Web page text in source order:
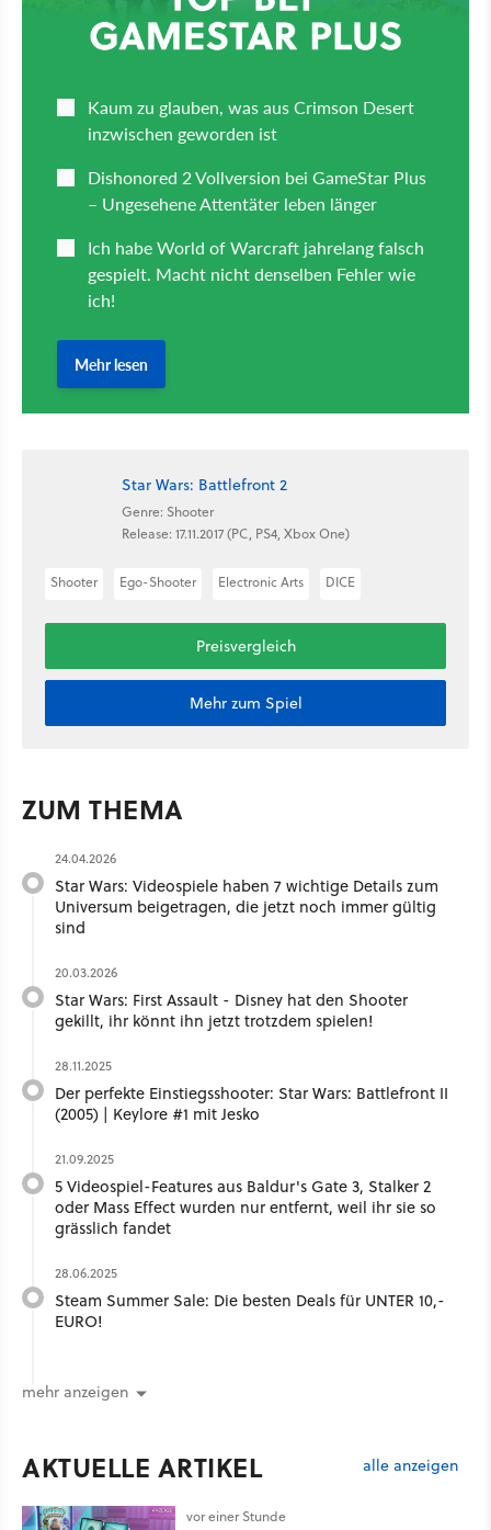
Star Wars: Battlefront 2
Genre: Shooter
Release: 17.11.2017 (PC, PS4, Xbox One)
Shooter Ego-Shooter Electronic Arts DICE
Preisvergleich
Mehr zum Spiel
ZUM THEMA
24.04.2026
Star Wars: Videospiele haben 7 wichtige Details zum
Universum beigetragen, die jetzt noch immer gültig
sind
20.03.2026
Star Wars: First Assault - Disney hat den Shooter
gekillt, ihr könnt ihn jetzt trotzdem spielen!
28.11.2025
Der perfekte Einstiegsshooter: Star Wars: Battlefront II
(2005) | Keylore #1 mit Jesko
21.09.2025
5 Videospiel-Features aus Baldur's Gate 3, Stalker 2
oder Mass Effect wurden nur entfernt, weil ihr sie so
grässlich fandet
28.06.2025
Steam Summer Sale: Die besten Deals für UNTER 10,-
EURO!
mehr anzeigen
AKTUELLE ARTIKEL alle anzeigen
vor einer Stunde